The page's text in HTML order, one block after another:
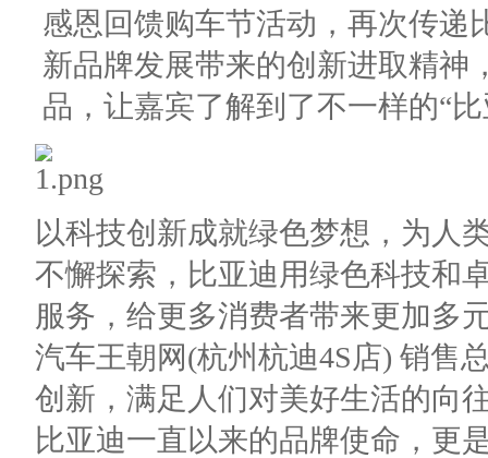
感恩回馈购车节活动，再次传递
新品牌发展带来的创新进取精神
品，让嘉宾了解到了不一样的“
以科技创新成就绿色梦想，为人
不懈探索，比亚迪用绿色科技和
服务，给更多消费者带来更加多
汽车王朝网(杭州杭迪4S店) 销售
创新，满足人们对美好生活的向
比亚迪一直以来的品牌使命，更